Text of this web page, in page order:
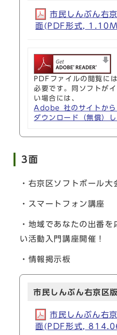
市民しんぶん右
面(PDF形式,
PDFファイルの閲覧
必要です。同ソフトが
い場合には、
Adobe 社のサイトか
ダウンロード（無償）し
3面
・右京区ソフトボール大
・スマートフォン講座
・地域であなたの出番
い活動入門講座開催！
・情報掲示板
市民しんぶん右京
市民しんぶん右
面(PDF形式,